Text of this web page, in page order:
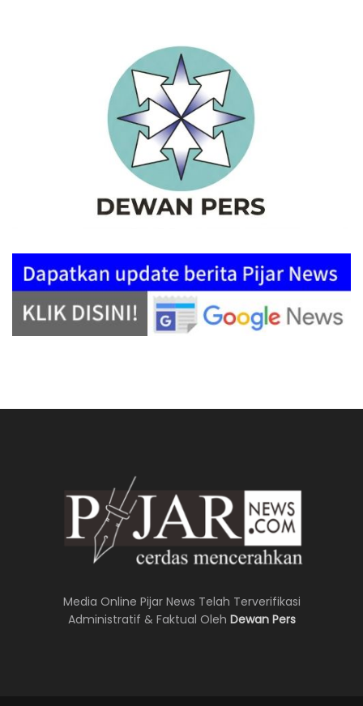
Media Online Pijar News Telah Terverifikasi
Administratif & Faktual Oleh Dewan Pers